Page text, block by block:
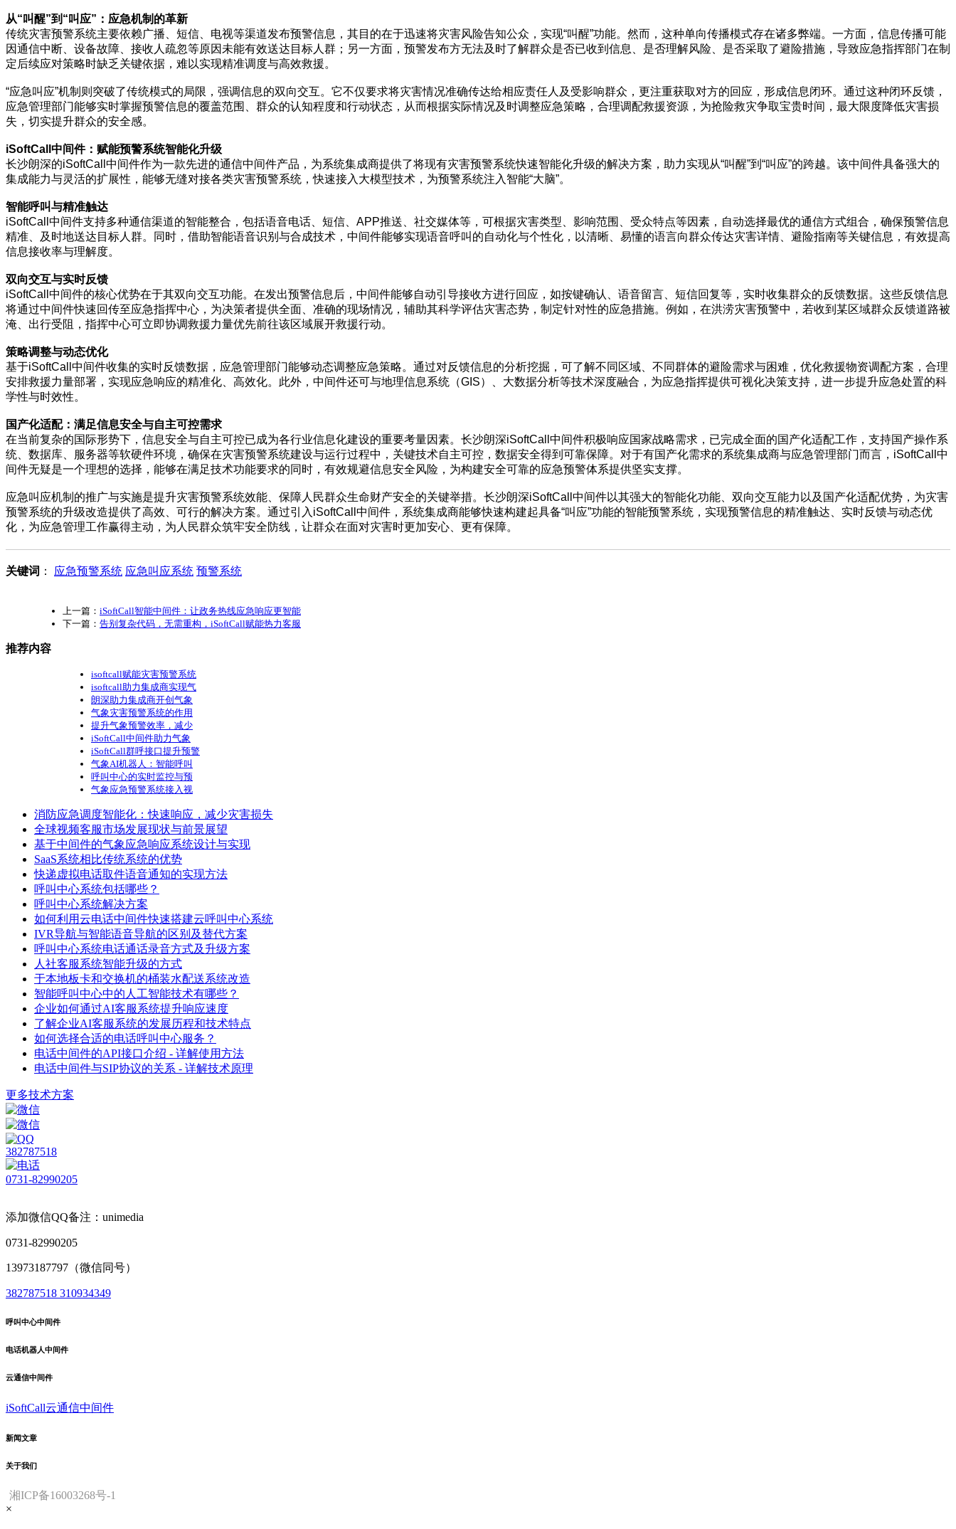
从“叫醒”到“叫应”：应急机制的革新
传统灾害预警系统主要依赖广播、短信、电视等渠道发布预警信息，其目的在于迅速将灾害风险告知公众，实现“叫醒”功能。然而，这种单向传播模式存在诸多弊端。一方面，信息传播可能
因通信中断、设备故障、接收人疏忽等原因未能有效送达目标人群；另一方面，预警发布方无法及时了解群众是否已收到信息、是否理解风险、是否采取了避险措施，导致应急指挥部门在制
定后续应对策略时缺乏关键依据，难以实现精准调度与高效救援。
“应急叫应”机制则突破了传统模式的局限，强调信息的双向交互。它不仅要求将灾害情况准确传达给相应责任人及受影响群众，更注重获取对方的回应，形成信息闭环。通过这种闭环反馈，
应急管理部门能够实时掌握预警信息的覆盖范围、群众的认知程度和行动状态，从而根据实际情况及时调整应急策略，合理调配救援资源，为抢险救灾争取宝贵时间，最大限度降低灾害损
失，切实提升群众的安全感。
iSoftCall中间件：赋能预警系统智能化升级
长沙朗深的iSoftCall中间件作为一款先进的通信中间件产品，为系统集成商提供了将现有灾害预警系统快速智能化升级的解决方案，助力实现从“叫醒”到“叫应”的跨越。该中间件具备强大的
集成能力与灵活的扩展性，能够无缝对接各类灾害预警系统，快速接入大模型技术，为预警系统注入智能“大脑”。
智能呼叫与精准触达
iSoftCall中间件支持多种通信渠道的智能整合，包括语音电话、短信、APP推送、社交媒体等，可根据灾害类型、影响范围、受众特点等因素，自动选择最优的通信方式组合，确保预警信息
精准、及时地送达目标人群。同时，借助智能语音识别与合成技术，中间件能够实现语音呼叫的自动化与个性化，以清晰、易懂的语言向群众传达灾害详情、避险指南等关键信息，有效提高
信息接收率与理解度。
双向交互与实时反馈
iSoftCall中间件的核心优势在于其双向交互功能。在发出预警信息后，中间件能够自动引导接收方进行回应，如按键确认、语音留言、短信回复等，实时收集群众的反馈数据。这些反馈信息
将通过中间件快速回传至应急指挥中心，为决策者提供全面、准确的现场情况，辅助其科学评估灾害态势，制定针对性的应急措施。例如，在洪涝灾害预警中，若收到某区域群众反馈道路被
淹、出行受阻，指挥中心可立即协调救援力量优先前往该区域展开救援行动。
策略调整与动态优化
基于iSoftCall中间件收集的实时反馈数据，应急管理部门能够动态调整应急策略。通过对反馈信息的分析挖掘，可了解不同区域、不同群体的避险需求与困难，优化救援物资调配方案，合理
安排救援力量部署，实现应急响应的精准化、高效化。此外，中间件还可与地理信息系统（GIS）、大数据分析等技术深度融合，为应急指挥提供可视化决策支持，进一步提升应急处置的科
学性与时效性。
国产化适配：满足信息安全与自主可控需求
在当前复杂的国际形势下，信息安全与自主可控已成为各行业信息化建设的重要考量因素。长沙朗深iSoftCall中间件积极响应国家战略需求，已完成全面的国产化适配工作，支持国产操作系
统、数据库、服务器等软硬件环境，确保在灾害预警系统建设与运行过程中，关键技术自主可控，数据安全得到可靠保障。对于有国产化需求的系统集成商与应急管理部门而言，iSoftCall中
间件无疑是一个理想的选择，能够在满足技术功能要求的同时，有效规避信息安全风险，为构建安全可靠的应急预警体系提供坚实支撑。
应急叫应机制的推广与实施是提升灾害预警系统效能、保障人民群众生命财产安全的关键举措。长沙朗深iSoftCall中间件以其强大的智能化功能、双向交互能力以及国产化适配优势，为灾害
预警系统的升级改造提供了高效、可行的解决方案。通过引入iSoftCall中间件，系统集成商能够快速构建起具备“叫应”功能的智能预警系统，实现预警信息的精准触达、实时反馈与动态优
化，为应急管理工作赢得主动，为人民群众筑牢安全防线，让群众在面对灾害时更加安心、更有保障。
关键词 ： 应急预警系统 应急叫应系统 预警系统
上一篇： iSoftCall智能中间件：让政务热线应急响应更智能
下一篇： 告别复杂代码，无需重构，iSoftCall赋能热力客服
推荐内容
isoftcall赋能灾害预警系统
isoftcall助力集成商实现气
朗深助力集成商开创气象
气象灾害预警系统的作用
提升气象预警效率，减少
iSoftCall中间件助力气象
iSoftCall群呼接口提升预警
气象AI机器人：智能呼叫
呼叫中心的实时监控与预
气象应急预警系统接入视
消防应急调度智能化：快速响应，减少灾害损失
全球视频客服市场发展现状与前景展望
基于中间件的气象应急响应系统设计与实现
SaaS系统相比传统系统的优势
快递虚拟电话取件语音通知的实现方法
呼叫中心系统包括哪些？
呼叫中心系统解决方案
如何利用云电话中间件快速搭建云呼叫中心系统
IVR导航与智能语音导航的区别及替代方案
呼叫中心系统电话通话录音方式及升级方案
人社客服系统智能升级的方式
于本地板卡和交换机的桶装水配送系统改造
智能呼叫中心中的人工智能技术有哪些？
企业如何通过AI客服系统提升响应速度
了解企业AI客服系统的发展历程和技术特点
如何选择合适的电话呼叫中心服务？
电话中间件的API接口介绍 - 详解使用方法
电话中间件与SIP协议的关系 - 详解技术原理
更多技术方案
382787518
0731-82990205
添加微信QQ备注：unimedia
0731-82990205
13973187797（微信同号）
382787518 310934349
呼叫中心中间件
电话机器人中间件
云通信中间件
iSoftCall云通信中间件
新闻文章
关于我们
湘ICP备16003268号-1
×